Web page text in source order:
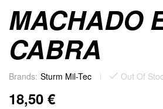
MACHADO
CABRA
Brands: Sturm Mil-Tec Out Of
18,50 €